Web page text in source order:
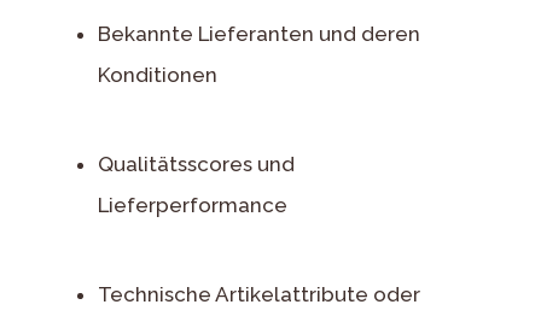
Bekannte Lieferanten und deren
Konditionen
Qualitätsscores und
Lieferperformance
Technische Artikelattribute oder